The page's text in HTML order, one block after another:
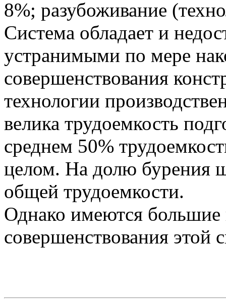
8%; разубоживание
Система обладает и
устранимыми по мере
совершенствования
технологии
велика трудоемкость
среднем 50%
целом. На долю бурения
общей трудоемкости.
Однако имеются большие
совершенствования этой